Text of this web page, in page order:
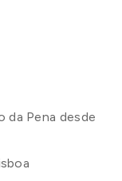
da Pena desde